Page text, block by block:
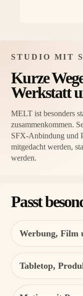
STUDIO MIT
Kurze
Werkstatt
MELT ist besonders
zusammenkommen.
SFX-Anbindung und
mitgedacht werden,
werden.
Passt
Werbung, Film
Tabletop,